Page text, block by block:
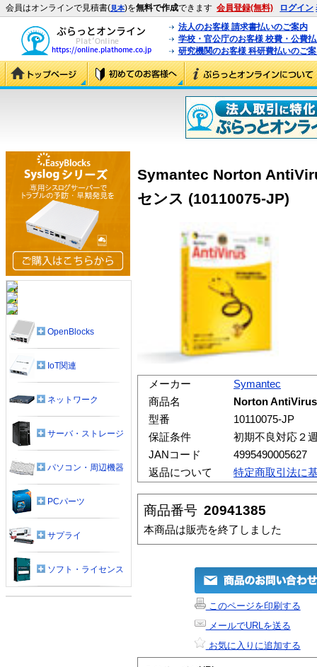
会員はオンラインで見積書(見本)を無料で作成できます 会員登録(無料) ログイン
法人のお客様 請求書払いのご案内
学校・官公庁のお客様 校費・公費
研究機関のお客様 科研費払いのご
Symantec Norton
センス (10110075-JP)
メーカー
Symantec
商品名
Norton
型番
10110075-JP
保証条件
初期不良対応２
JANコード
4995490005627
返品について
特定商取引法に
商品番号 20941385
本商品は販売を終了しました
このページを印刷する
メールでURLを送る
お気に入りに追加する
OpenBlocks
IoT関連
ネットワーク
サーバ・ストレージ
パソコン・周辺機器
PCパーツ
サプライ
ソフト・ライセンス